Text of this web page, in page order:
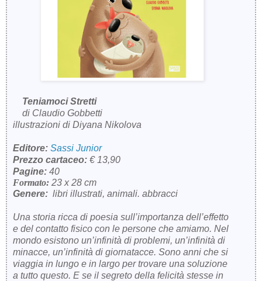
Teniamoci Stretti
di Claudio Gobbetti
illustrazioni di Diyana Nikolova
Editore: Sassi Junior
Prezzo cartaceo: € 13,90
Pagine: 40
Formato: 23 x 28 cm
Genere: libri illustrati, animali. abbracci
Una storia ricca di poesia sull’importanza dell’effetto
e del contatto fisico con le persone che amiamo. Nel
mondo esistono un’infinità di problemi, un’infinità di
minacce, un’infinità di giornatacce. Sono anni che si
viaggia in lungo e in largo per trovare una soluzione
a tutto questo. E se il segreto della felicità stesse in